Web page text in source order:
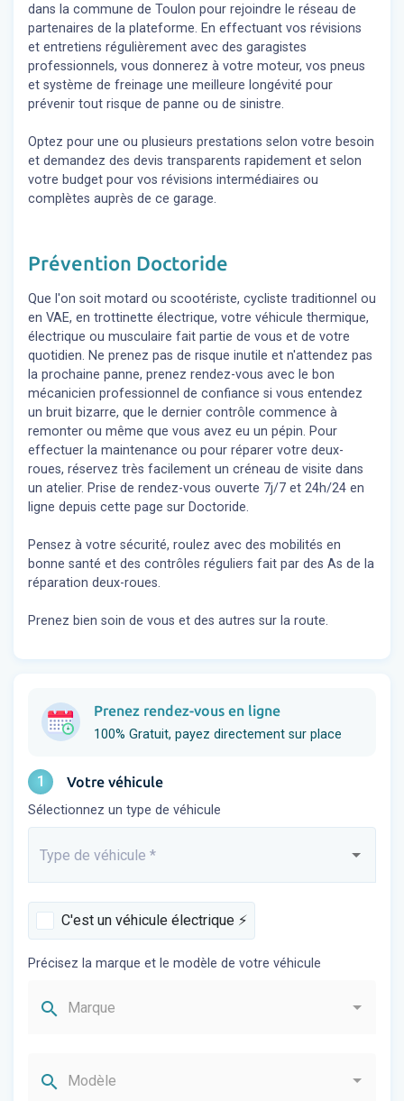
dans la commune de Toulon pour rejoindre le réseau de
partenaires de la plateforme. En effectuant vos révisions
et entretiens régulièrement avec des garagistes
professionnels, vous donnerez à votre moteur, vos pneus
et système de freinage une meilleure longévité pour
prévenir tout risque de panne ou de sinistre.
Optez pour une ou plusieurs prestations selon votre besoin
et demandez des devis transparents rapidement et selon
votre budget pour vos révisions intermédiaires ou
complètes auprès de ce garage.
Prévention Doctoride
Que l'on soit motard ou scootériste, cycliste traditionnel ou
en VAE, en trottinette électrique, votre véhicule thermique,
électrique ou musculaire fait partie de vous et de votre
quotidien. Ne prenez pas de risque inutile et n'attendez pas
la prochaine panne, prenez rendez-vous avec le bon
mécanicien professionnel de confiance si vous entendez
un bruit bizarre, que le dernier contrôle commence à
remonter ou même que vous avez eu un pépin. Pour
effectuer la maintenance ou pour réparer votre deux-
roues, réservez très facilement un créneau de visite dans
un atelier. Prise de rendez-vous ouverte 7j/7 et 24h/24 en
ligne depuis cette page sur Doctoride.
Pensez à votre sécurité, roulez avec des mobilités en
bonne santé et des contrôles réguliers fait par des As de la
réparation deux-roues.
Prenez bien soin de vous et des autres sur la route.
Prenez rendez-vous en ligne
100% Gratuit, payez directement sur place
1 Votre véhicule
Sélectionnez un type de véhicule
Saisissez...
Type de véhicule *
C'est un véhicule électrique ⚡️
Précisez la marque et le modèle de votre véhicule
search Marque
search Modèle